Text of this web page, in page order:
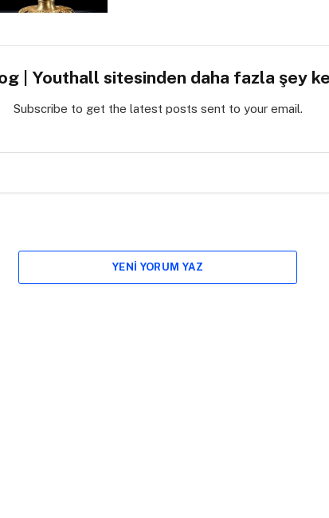
| Youthall sitesinden daha fazla şey
Subscribe to get the latest posts sent to your email.
YENI YORUM YAZ